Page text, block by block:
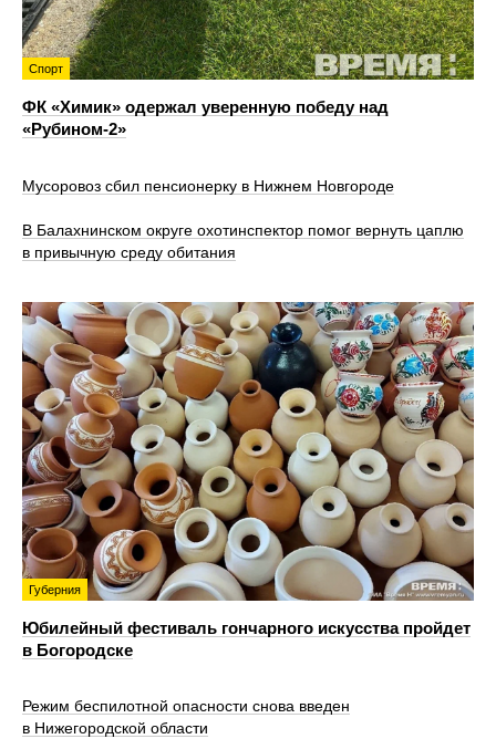
Спорт
ФК «Химик» одержал уверенную победу над
«Рубином‑2»
Мусоровоз сбил пенсионерку в Нижнем Новгороде
В Балахнинском округе охотинспектор помог вернуть цаплю
в привычную среду обитания
Губерния
Юбилейный фестиваль гончарного искусства пройдет
в Богородске
Режим беспилотной опасности снова введен
в Нижегородской области